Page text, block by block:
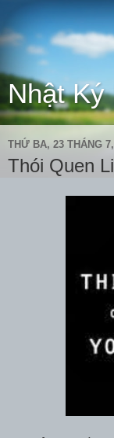
Nhật
THỨ BA, 23 THÁNG
Thói Quen